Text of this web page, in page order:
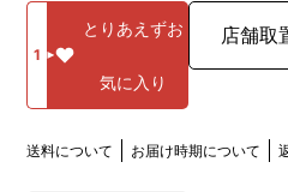
1
とりあえずお
気に入り
店舗取
送料について お届け時期について